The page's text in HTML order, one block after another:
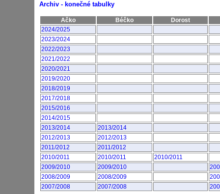
Archiv - konečné tabulky
Ačko Béčko
Dorost
2024/2025
2023/2024
2022/2023
2021/2022
2020/2021
2019/2020
2018/2019
2017/2018
2015/2016
2014/2015
2013/2014
2013/2014
2012/2013
2012/2013
2011/2012
2011/2012
2010/2011
2010/2011
2010/2011
2009/2010
2009/2010
2008/2009
2008/2009
2007/2008
2007/2008